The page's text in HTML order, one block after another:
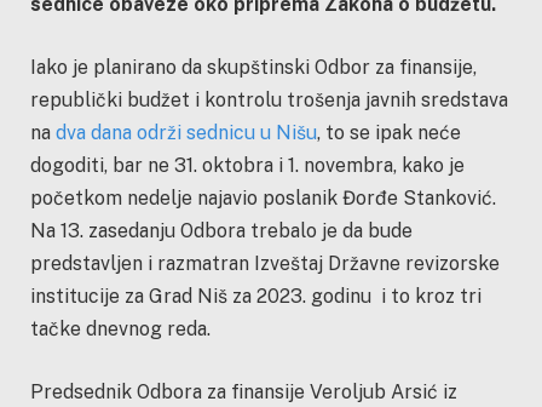
sednice obaveze oko priprema Zakona o budžetu.
Iako je planirano da skupštinski Odbor za finansije,
republički budžet i kontrolu trošenja javnih sredstava
na dva dana održi sednicu u Nišu, to se ipak neće
dogoditi, bar ne 31. oktobra i 1. novembra, kako je
početkom nedelje najavio poslanik Đorđe Stanković.
Na 13. zasedanju Odbora trebalo je da bude
predstavljen i razmatran Izveštaj Državne revizorske
institucije za Grad Niš za 2023. godinu i to kroz tri
tačke dnevnog reda.
Predsednik Odbora za finansije Veroljub Arsić iz